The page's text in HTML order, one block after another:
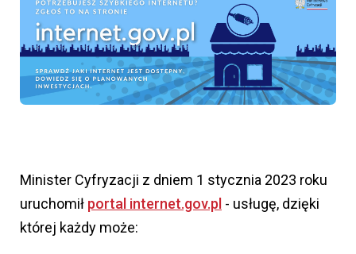
Minister Cyfryzacji z dniem 1 stycznia 2023 roku
uruchomił portal internet.gov.pl - usługę, dzięki
której każdy może: